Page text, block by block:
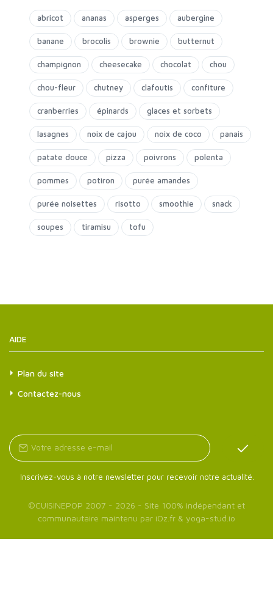
abricot ananas asperges aubergine
banane brocolis brownie butternut
champignon cheesecake chocolat chou
chou-fleur chutney clafoutis confiture
cranberries épinards glaces et sorbets
lasagnes noix de cajou noix de coco panais
patate douce pizza poivrons polenta
pommes potiron purée amandes
purée noisettes risotto smoothie snack
soupes tiramisu tofu
AIDE
Plan du site
Contactez-nous
Inscrivez-vous à notre newsletter pour recevoir notre actualité.
©CUISINEPOP 2007 - 2026 - Site 100% indépendant et
communautaire maintenu par iOz.fr & yoga-stud.io